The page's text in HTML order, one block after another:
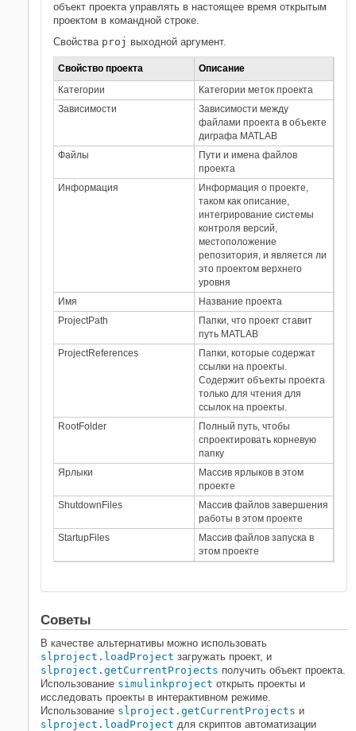
объект проекта управлять в настоящее время открытым
проектом в командной строке.
Свойства proj выходной аргумент.
Свойство проекта
Описание
Категории
Категории меток проекта
Зависимости
Зависимости между
файлами проекта в объекте
диграфа MATLAB
Файлы
Пути и имена файлов
проекта
Информация
Информация о проекте,
таком как описание,
интегрирование системы
контроля версий,
местоположение
репозитория, и является ли
это проектом верхнего
уровня
Имя
Название проекта
ProjectPath
Папки, что проект ставит
путь MATLAB
ProjectReferences
Папки, которые содержат
ссылки на проекты.
Содержит объекты проекта
только для чтения для
ссылок на проекты.
RootFolder
Полный путь, чтобы
спроектировать корневую
папку
Ярлыки
Массив ярлыков в этом
проекте
ShutdownFiles
Массив файлов завершения
работы в этом проекте
StartupFiles
Массив файлов запуска в
этом проекте
Советы
В качестве альтернативы можно использовать
slproject.loadProject загружать проект, и
slproject.getCurrentProjects получить объект проекта.
Использование simulinkproject открыть проекты и
исследовать проекты в интерактивном режиме.
Использование slproject.getCurrentProjects и
slproject.loadProject для скриптов автоматизации